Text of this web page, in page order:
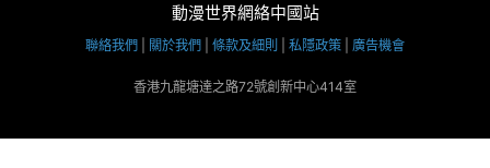
《阿特蘭晶核》夏季慶典回歸，海濱遐想更新攜新內容等你探索